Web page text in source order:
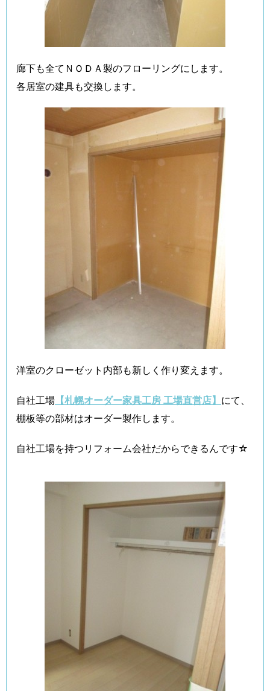
廊下も全てＮＯＤＡ製のフローリングにします。
各居室の建具も交換します。
洋室のクローゼット内部も新しく作り変えます。
自社工場 【札幌オーダー家具工房 工場直営店】 にて、
棚板等の部材はオーダー製作します。
自社工場を持つリフォーム会社だからできるんです☆